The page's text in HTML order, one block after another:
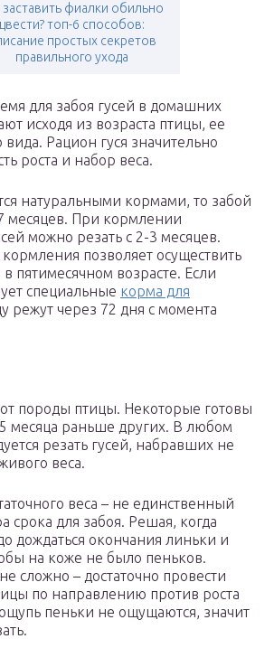
заставить фиалки обильно
цвести? топ-6 способов:
простых секретов
правильного ухода
для забоя гусей в домашних
исходя из возраста птицы, ее
Рацион гуся значительно
роста и набор веса.
натуральными кормами, то забой
месяцев. При кормлении
можно резать с 2-3 месяцев.
позволяет осуществить
пятимесячном возрасте. Если
специальные корма для
режут через 72 дня с момента
породы птицы. Некоторые готовы
месяца раньше других. В любом
резать гусей, набравших не
веса.
веса – не единственный
срока для забоя. Решая, когда
дождаться окончания линьки и
на коже не было пеньков.
сложно – достаточно провести
по направлению против роста
пеньки не ощущаются, значит